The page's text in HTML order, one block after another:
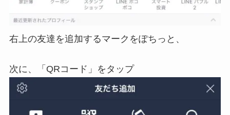
右上の友達を追加するマークをぽちっと、
次に、「QRコード」をタップ